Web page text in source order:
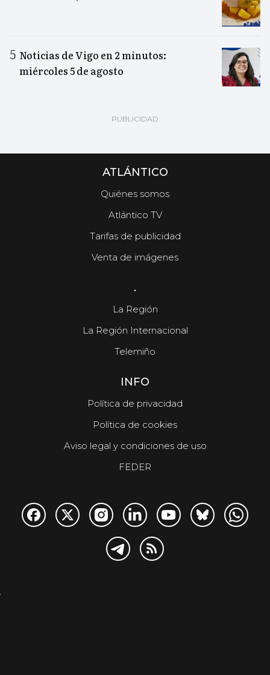
Noticias de Vigo en 2 minutos:
miércoles 5 de agosto
ATLÁNTICO
Quiénes somos
Atlántico TV
Tarifas de publicidad
Venta de imágenes
.
La Región
La Región Internacional
Telemiño
INFO
Política de privacidad
Política de cookies
Aviso legal y condiciones de uso
FEDER